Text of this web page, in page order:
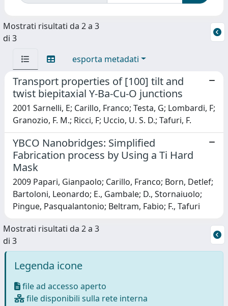
Mostrati risultati da 2 a 3
di 3
esporta metadati
Transport properties of [100] tilt and
twist biepitaxial Y-Ba-Cu-O junctions
2001 Sarnelli, E; Carillo, Franco; Testa, G; Lombardi, F;
Granozio, F. M.; Ricci, F; Uccio, U. S. D.; Tafuri, F.
YBCO Nanobridges: Simplified
Fabrication process by Using a Ti Hard
Mask
2009 Papari, Gianpaolo; Carillo, Franco; Born, Detlef;
Bartoloni, Leonardo; E., Gambale; D., Stornaiuolo;
Pingue, Pasqualantonio; Beltram, Fabio; F., Tafuri
Mostrati risultati da 2 a 3
di 3
Legenda icone
file ad accesso aperto
file disponibili sulla rete interna